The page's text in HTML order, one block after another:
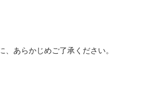
あらかじめご了承ください。